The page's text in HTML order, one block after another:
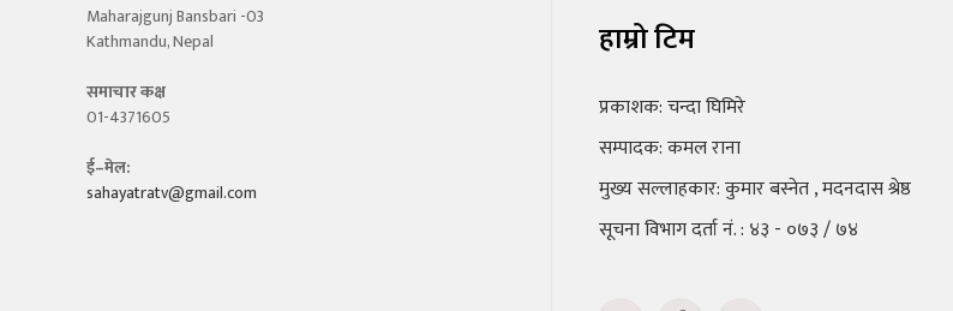
Maharajgunj Bansbari -03
Kathmandu, Nepal
समाचार कक्ष
01-4371605
ई–मेल:
sahayatratv@gmail.com
हाम्रो टिम
प्रकाशक: चन्दा घिमिरे
सम्पादक: कमल राना
मुख्य सल्लाहकार: कुमार बस्नेत , मदनदास श्रेष्ठ
सूचना विभाग दर्ता नं. : ४३ - ०७३ / ७४